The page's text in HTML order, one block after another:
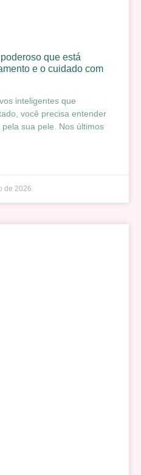
que está
e o cuidado com
inteligentes que
você precisa entender
sua pele. Nos últimos
de 2026